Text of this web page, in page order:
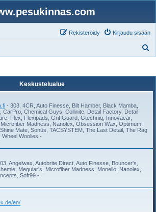
Kirjaudu sisään
Rekisteröidy
Keskustelualue
- 303, 4CR, Auto Finesse, Bilt Hamber, Black Mamba,
CarPro, Chemical Guys, Collinite, Detail Factory, Detail
Flex, Flexipads, Grit Guard, Gtechniq, Innovacar,
Madness, Nanolex, Obsession Wax, Optimum,
Mate, Sonüs, TACSYSTEM, The Last Detail, The Rag
Wheel Woolies -
Angelwax, Autobrite Direct, Auto Finesse, Bouncer's,
Meguiar's, Microfiber Madness, Monello, Nanolex,
Soft99 -
en/